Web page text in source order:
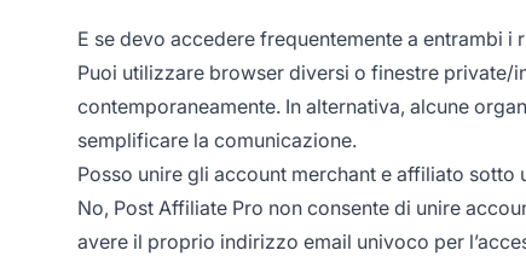
E se devo accedere frequentemente a entrambi i
Puoi utilizzare browser diversi o finestre
contemporaneamente. In alternativa, alcune
semplificare la comunicazione.
Posso unire gli account merchant e affiliato sotto
No, Post Affiliate Pro non consente di unire
avere il proprio indirizzo email univoco per